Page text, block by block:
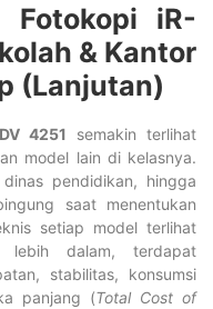
Fotokopi iR-
& Kantor
(Lanjutan)
4251 semakin terlihat
model lain di kelasnya.
pendidikan, hingga
saat menentukan
setiap model terlihat
lebih dalam, terdapat
stabilitas, konsumsi
panjang (Total Cost of